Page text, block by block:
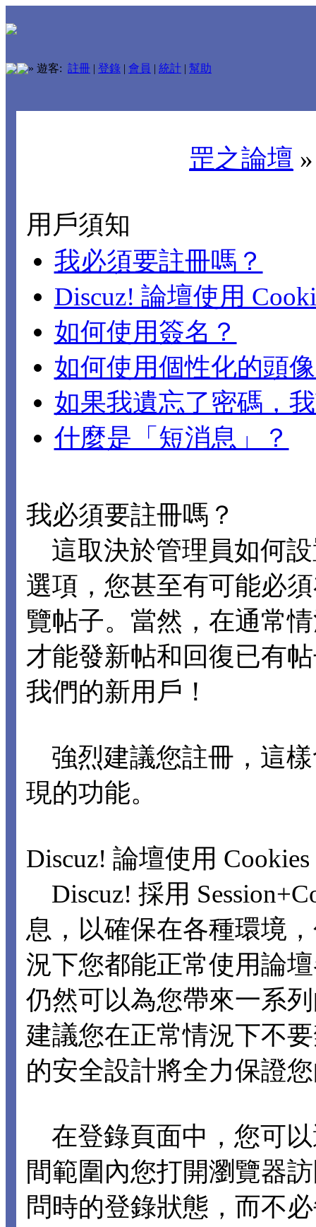
» 遊客: 註冊 | 登錄 | 會員 | 統計 | 幫助
罡之論壇
用戶須知
我必須要註冊嗎？
Discuz! 論壇使用
如何使用簽名？
如何使用個性化的頭
如果我遺忘了密碼，
什麼是「短消息」？
我必須要註冊嗎？
這取決於管理員如何設
選項，您甚至有可能必
覽帖子。當然，在通常
才能發新帖和回復已有
我們的新用戶！
強烈建議您註冊，這
現的功能。
Discuz! 論壇使用
Discuz! 採用
息，以確保在各種環境
況下您都能正常使用論
仍然可以為您帶來一系
建議您在正常情況下不
的安全設計將全力保證
在登錄頁面中，您可以
間範圍內您打開瀏覽器
問時的登錄狀態，而不